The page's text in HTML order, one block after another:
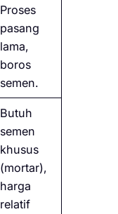
Proses
pasang
lama,
boros
semen.
Butuh
semen
khusus
(mortar),
harga
relatif